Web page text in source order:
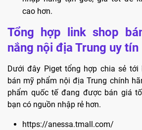
cao hơn.
Tổng hợp link shop
nắng nội địa Trung uy tín
Dưới đây Piget tổng hợp chia sẻ
bán mỹ phẩm nội địa Trung chính
phẩm quốc tế đang được bán giá
bạn có nguồn nhập rẻ hơn.
https://anessa.tmall.com/